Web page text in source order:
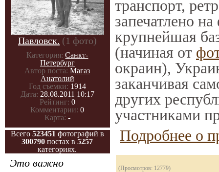
Павловск. (1 фото)
Категория: Санкт-
Петербург
Автор поста: Магаз
Анатолий
Год съемки: 1914
Дата: 28.08.2011 10:17
Рейтинг: 0
Комментарии: 0
Карта: -
Всего 523451 фотографий в
300790 постах в5257
категориях.
Это важно
транспорт,
запечатлено
крупнейшая
(начиная от
окраин),
заканчивая
других
участниками
Подробнее о
(Просмотров: 12779)